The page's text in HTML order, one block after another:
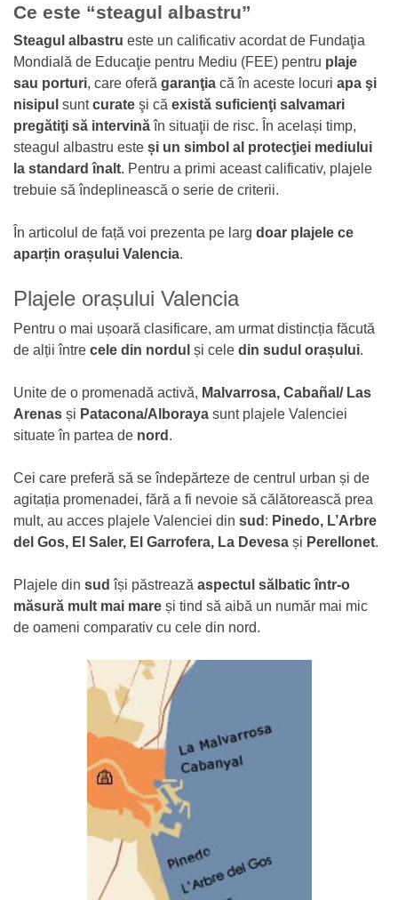
Ce este “steagul albastru”
Steagul albastru este un calificativ acordat de Fundaţia
Mondială de Educaţie pentru Mediu (FEE) pentru plaje
sau porturi, care oferă garanţia că în aceste locuri apa şi
nisipul suntcurate şi că există suficienţi salvamari
pregătiţi să intervinăîn situaţii de risc. În același timp,
steagul albastru este și un simbol al protecţiei mediului
la standard înalt. Pentru a primi aceast calificativ, plajele
trebuie să îndeplinească o serie de criterii.
În articolul de față voi prezenta pe larg doar plajele ce
aparțin orașului Valencia.
Plajele orașului Valencia
Pentru o mai ușoară clasificare, am urmat distincția făcută
de alții între cele din nordul și cele din sudul orașului.
Unite de o promenadă activă, Malvarrosa, Cabañal/ Las
Arenas și Patacona/Alboraya sunt plajele Valenciei
situate în partea de nord .
Cei care preferă să se îndepărteze de centrul urban și de
agitația promenadei, fără a fi nevoie să călătorească prea
mult, au acces plajele Valenciei din sud : Pinedo, L’Arbre
del Gos, El Saler, El Garrofera, La Devesa și Perellonet.
Plajele din sud își păstrează aspectul sălbatic într-o
măsură mult mai mare și tind să aibă un număr mai mic
de oameni comparativ cu cele din nord.